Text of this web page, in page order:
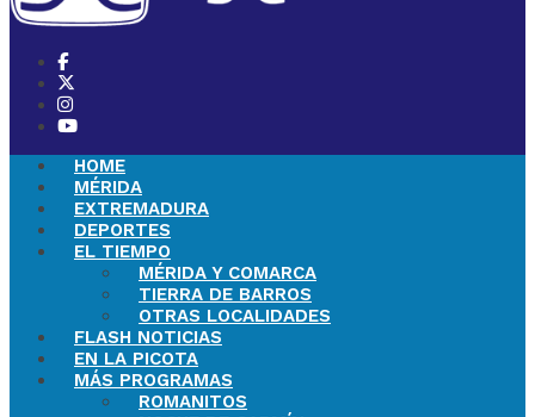
HOME
MÉRIDA
EXTREMADURA
DEPORTES
EL TIEMPO
MÉRIDA Y COMARCA
TIERRA DE BARROS
OTRAS LOCALIDADES
FLASH NOTICIAS
EN LA PICOTA
MÁS PROGRAMAS
ROMANITOS